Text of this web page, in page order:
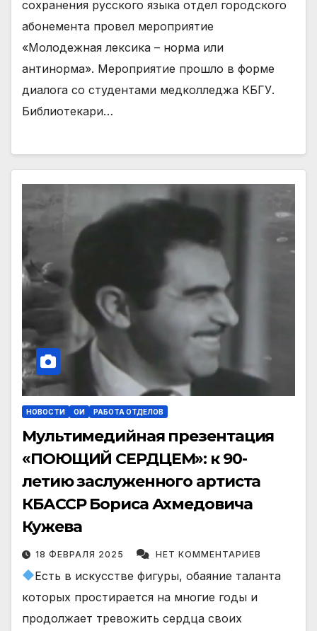
сохранения русского языка отдел городского
абонемента провел мероприятие
«Молодежная лексика – норма или
антинорма». Мероприятие прошло в форме
диалога со студентами медколледжа КБГУ.
Библиотекари…
НОВОСТИ ОИ РАБОТА ОТДЕЛОВ
Мультимедийная презентация
«ПОЮЩИЙ СЕРДЦЕМ»: к 90-
летию заслуженного артиста
КБАССР Бориса Ахмедовича
Кужева
18 ФЕВРАЛЯ 2025 НЕТ КОММЕНТАРИЕВ
Есть в искусстве фигуры, обаяние таланта
которых простирается на многие годы и
продолжает тревожить сердца своих